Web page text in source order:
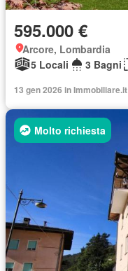
595.000 €
Arcore, Lombardia
5 Locali
3 Bagni
13 gen 2026 in Immobiliare.it
Molto richiesta